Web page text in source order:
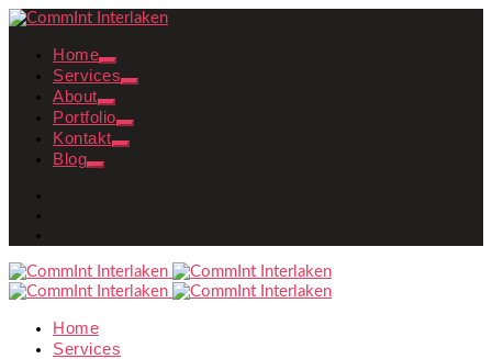
Home
Services
About
Portfolio
Kontakt
Blog
Home
Services